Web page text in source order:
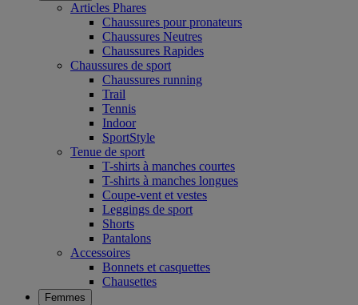
Articles Phares
Chaussures pour pronateurs
Chaussures Neutres
Chaussures Rapides
Chaussures de sport
Chaussures running
Trail
Tennis
Indoor
SportStyle
Tenue de sport
T-shirts à manches courtes
T-shirts à manches longues
Coupe-vent et vestes
Leggings de sport
Shorts
Pantalons
Accessoires
Bonnets et casquettes
Chausettes
Femmes